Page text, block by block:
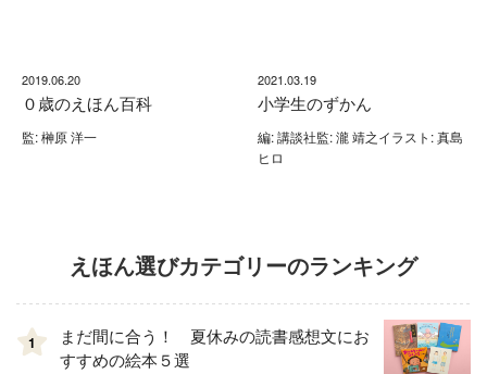
2019.06.20
０歳のえほん百科
監: 榊原 洋一
2021.03.19
小学生のずかん
編: 講談社監: 瀧 靖之イラスト: 真島
ヒロ
えほん選びカテゴリーのランキング
1
まだ間に合う！ 夏休みの読書感想文にお
すすめの絵本５選